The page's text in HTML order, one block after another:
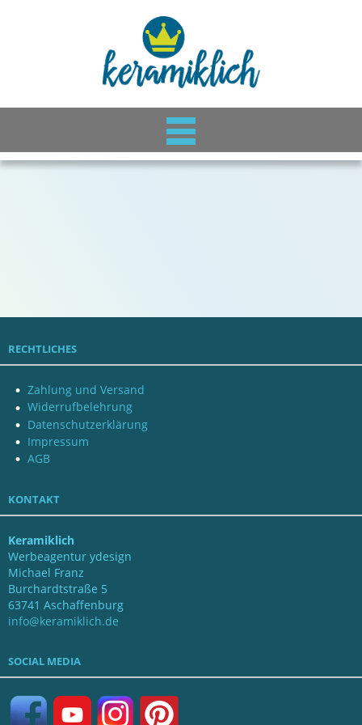
RECHTLICHES
Zahlung und Versand
Widerrufbelehrung
Datenschutzerklärung
Impressum
AGB
KONTAKT
Keramiklich
Werbeagentur ydesign
Michael Franz
Burchardtstraße 5
63741 Aschaffenburg
info@keramiklich.de
SOCIAL MEDIA